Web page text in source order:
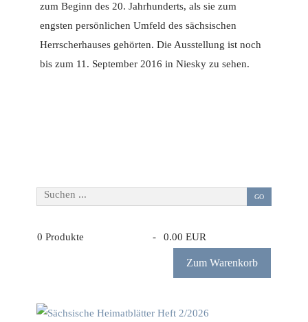
Suchen ... GO
0 Produkte - 0.00 EUR
Zum Warenkorb
zum Beginn des 20. Jahrhunderts, als sie zum
engsten persönlichen Umfeld des sächsischen
Herrscherhauses gehörten. Die Ausstellung ist noch
bis zum 11. September 2016 in Niesky zu sehen.